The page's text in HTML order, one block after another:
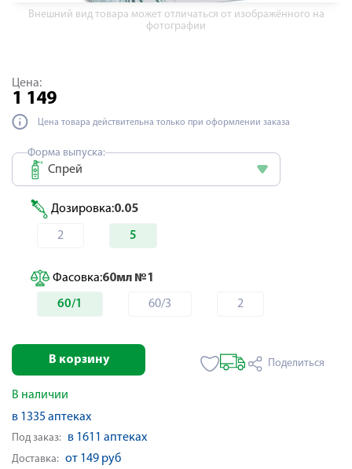
Внешний вид товара может отличаться от изображённого на
фотографии
Цена:
1 149
Цена товара действительна только при оформлении заказа
Форма выпуска:
Спрей
Дозировка:0.05
2 5
Фасовка:60мл №1
60/1 60/3 2
В корзину Поделиться
В наличии
в 1335 аптеках
Под заказ: в 1611 аптеках
Доставка: от 149 руб